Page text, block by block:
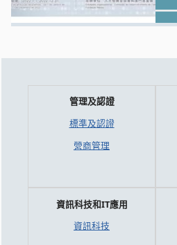
管理及認證
標準及認證
營商管理
資訊科技和IT應用
資訊科技